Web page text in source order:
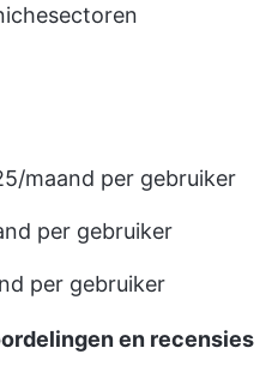
maand per gebruiker
per gebruiker
per gebruiker
en recensies